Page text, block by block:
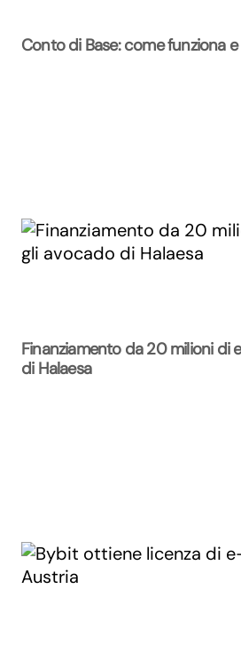
Conto di Base: come funziona
Finanziamento da 20 milioni di
di Halaesa